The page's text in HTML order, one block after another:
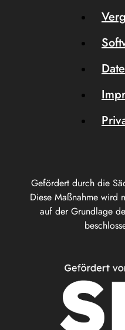
Gefördert durch die
Diese Maßnahme wird
auf der Grundlage